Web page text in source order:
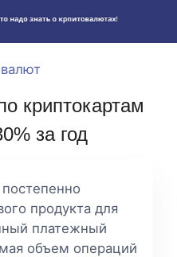
криптокартам
за год
продукта для
платежный
объем операций